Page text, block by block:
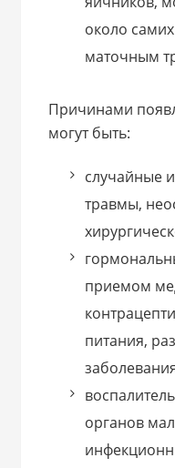
около
маточным
Причинами
могут быть:
случайные
травмы,
приемом
питания,
органов